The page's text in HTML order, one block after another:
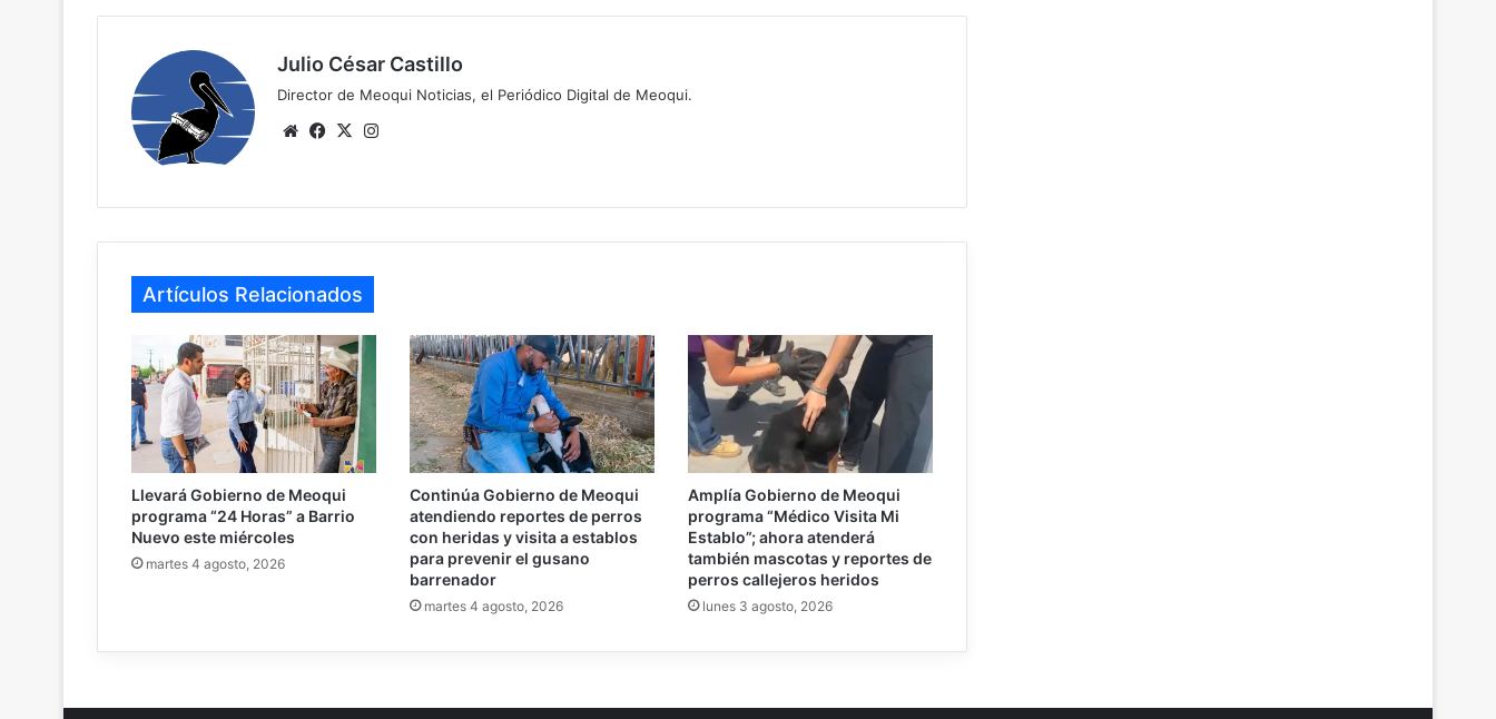
Julio César Castillo
Director de Meoqui Noticias, el Periódico Digital de Meoqui.
We Fa
ok
X
m
Artículos Relacionados
Llevará Gobierno de Meoqui
programa “24 Horas” a Barrio
Nuevo este miércoles
martes 4 agosto, 2026
Continúa Gobierno de Meoqui
atendiendo reportes de perros
con heridas y visita a establos
para prevenir el gusano
barrenador
martes 4 agosto, 2026
Amplía Gobierno de Meoqui
programa “Médico Visita Mi
Establo”; ahora atenderá
también mascotas y reportes de
perros callejeros heridos
lunes 3 agosto, 2026